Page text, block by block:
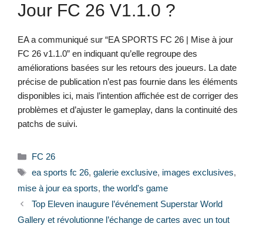
Jour FC 26 V1.1.0 ?
EA a communiqué sur “EA SPORTS FC 26 | Mise à jour
FC 26 v1.1.0” en indiquant qu’elle regroupe des
améliorations basées sur les retours des joueurs. La date
précise de publication n’est pas fournie dans les éléments
disponibles ici, mais l’intention affichée est de corriger des
problèmes et d’ajuster le gameplay, dans la continuité des
patchs de suivi.
Catégories
FC 26
Étiquettes
ea sports fc 26, galerie exclusive, images exclusives,
mise à jour ea sports, the world's game
Top Eleven inaugure l’événement Superstar World
Gallery et révolutionne l’échange de cartes avec un tout